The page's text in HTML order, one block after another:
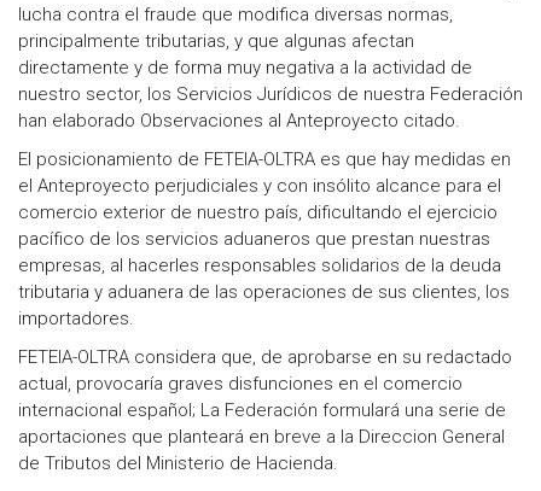
lucha contra el fraude que modifica diversas normas,
principalmente tributarias, y que algunas afectan
directamente y de forma muy negativa a la actividad de
nuestro sector, los Servicios Jurídicos de nuestra Federación
han elaborado Observaciones al Anteproyecto citado.
El posicionamiento de FETEIA-OLTRA es que hay medidas en
el Anteproyecto perjudiciales y con insólito alcance para el
comercio exterior de nuestro país, dificultando el ejercicio
pacífico de los servicios aduaneros que prestan nuestras
empresas, al hacerles responsables solidarios de la deuda
tributaria y aduanera de las operaciones de sus clientes, los
importadores.
FETEIA-OLTRA considera que, de aprobarse en su redactado
actual, provocaría graves disfunciones en el comercio
internacional español; La Federación formulará una serie de
aportaciones que planteará en breve a la Direccion General
de Tributos del Ministerio de Hacienda.